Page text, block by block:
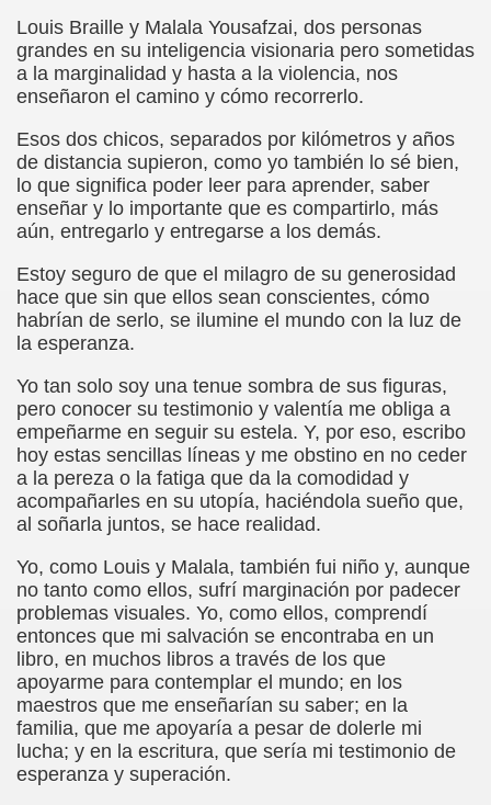
Louis Braille y Malala Yousafzai, dos personas
grandes en su inteligencia visionaria pero sometidas
a la marginalidad y hasta a la violencia, nos
enseñaron el camino y cómo recorrerlo.
Esos dos chicos, separados por kilómetros y años
de distancia supieron, como yo también lo sé bien,
lo que significa poder leer para aprender, saber
enseñar y lo importante que es compartirlo, más
aún, entregarlo y entregarse a los demás.
Estoy seguro de que el milagro de su generosidad
hace que sin que ellos sean conscientes, cómo
habrían de serlo, se ilumine el mundo con la luz de
la esperanza.
Yo tan solo soy una tenue sombra de sus figuras,
pero conocer su testimonio y valentía me obliga a
empeñarme en seguir su estela. Y, por eso, escribo
hoy estas sencillas líneas y me obstino en no ceder
a la pereza o la fatiga que da la comodidad y
acompañarles en su utopía, haciéndola sueño que,
al soñarla juntos, se hace realidad.
Yo, como Louis y Malala, también fui niño y, aunque
no tanto como ellos, sufrí marginación por padecer
problemas visuales. Yo, como ellos, comprendí
entonces que mi salvación se encontraba en un
libro, en muchos libros a través de los que
apoyarme para contemplar el mundo; en los
maestros que me enseñarían su saber; en la
familia, que me apoyaría a pesar de dolerle mi
lucha; y en la escritura, que sería mi testimonio de
esperanza y superación.
la Luz (Alberto Gil)
(Francesc Miñana)
Suárez Santana)
no latino (Pedro Zurita)
Zurita, Ex Secretario Unión Mundial de Ciegos (Pedro
Ex Secretari Unió Mundial de Cecs, català (Pedro
del Monumento a Luis Braille, 1980 (editora
Baquero, Conferencia (David López)
de Obstáculos (Juurmaa, J.)
de Escritura Táctil para Lectores con Ceguera o
de Hombres Ilustres de París (César Puente)
150è Aniversari mort de Louis Braille (CPB de l'ONCE a
Maestro (F. Javier Bernal García)
Vicente (F. Javier Bernal)
Paz)